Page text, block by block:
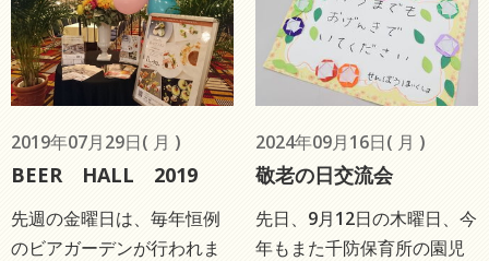
2019年07月29日( 月 )
BEER HALL 2019
先週の金曜日は、毎年恒例
のビアガーデンが行われま
2024年09月16日( 月 )
敬老の日交流会
先日、9月12日の木曜日、今
年もまた千防保育所の園児